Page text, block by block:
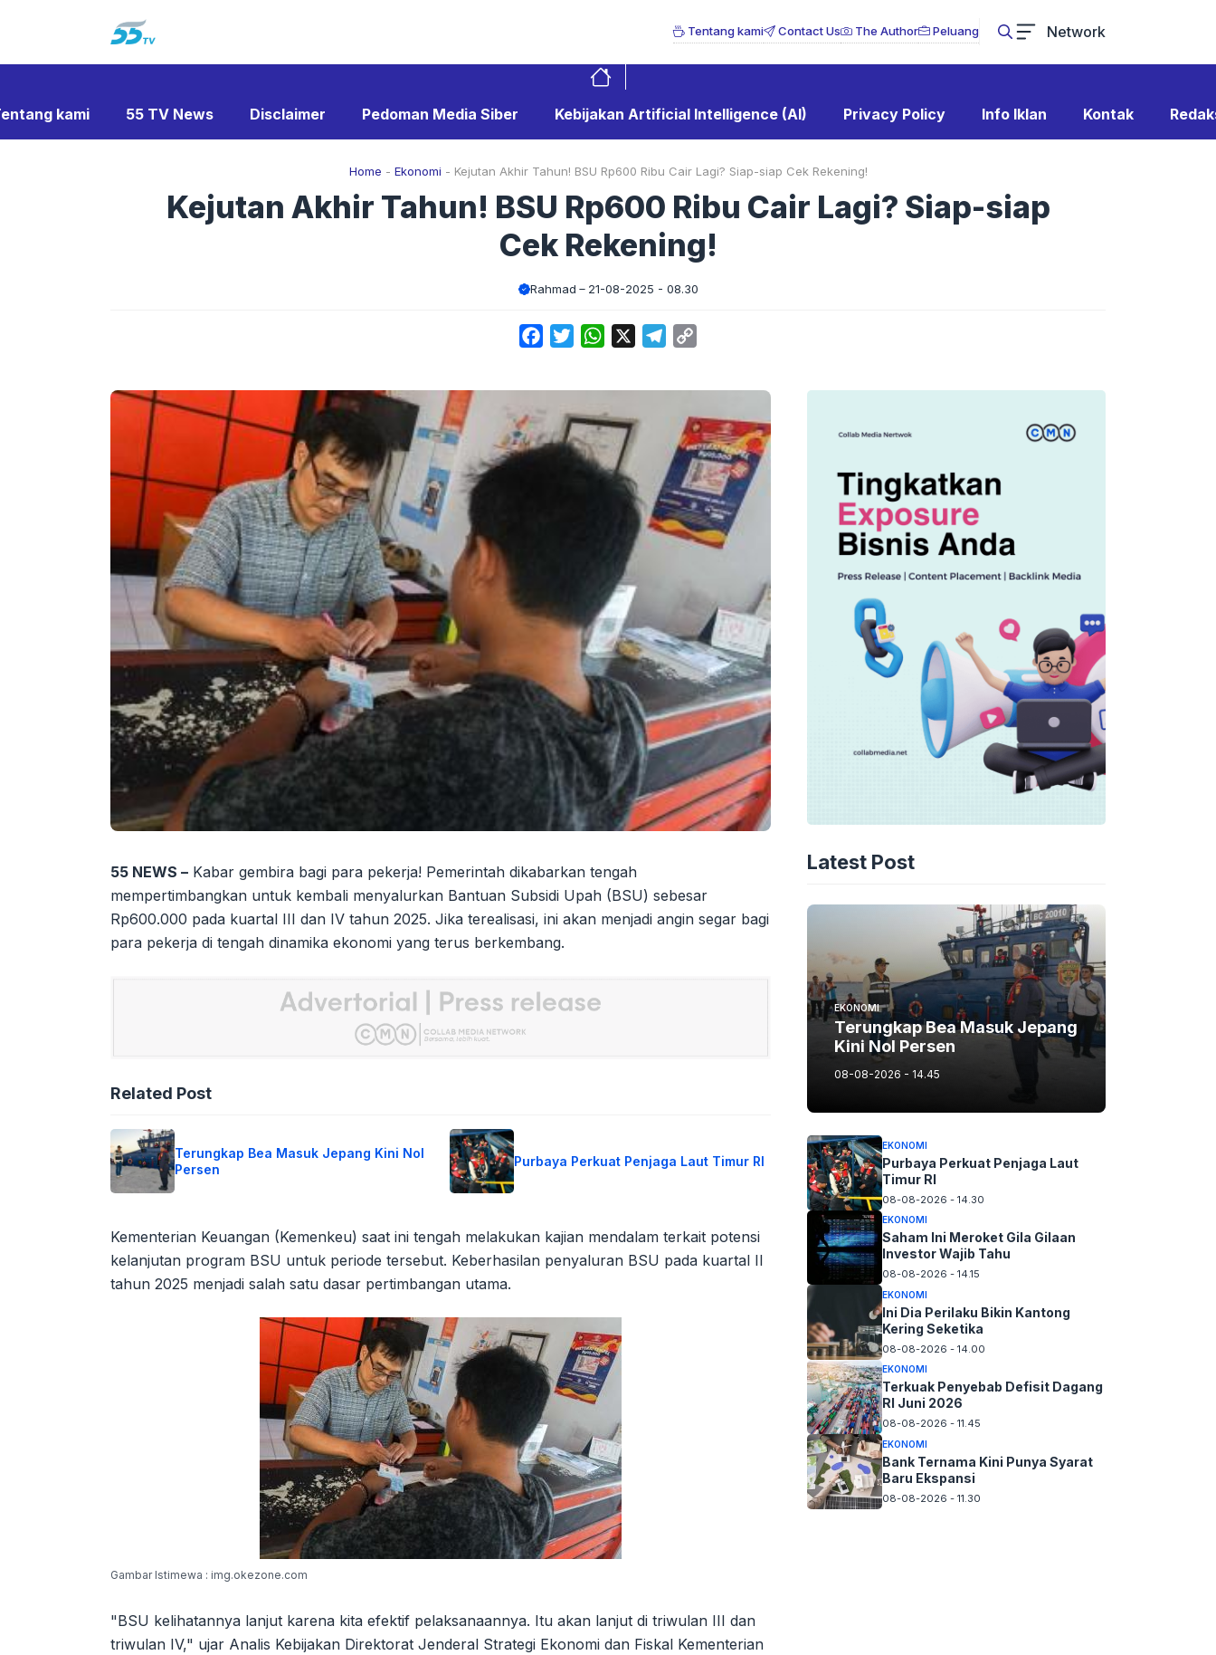
Tentang kami Contact Us The Author Peluang Network
kami 55 TV News Disclaimer Pedoman Media Siber Kebijakan Artificial Intelligence (AI) Privacy Policy Info Iklan Kontak
Home - Ekonomi - Kejutan Akhir Tahun! BSU Rp600 Ribu Cair Lagi? Siap-siap Cek Rekening!
Kejutan Akhir Tahun! BSU Rp600 Ribu Cair Lagi? Siap-siap
Cek Rekening!
Rahmad 21-08-2025 - 08.30
FacebookTwitterWhatsApp Telegram
55 NEWS – Kabar gembira bagi para pekerja! Pemerintah dikabarkan tengah
mempertimbangkan untuk kembali menyalurkan Bantuan Subsidi Upah (BSU) sebesar
Rp600.000 pada kuartal III dan IV tahun 2025. Jika terealisasi, ini akan menjadi angin segar bagi
para pekerja di tengah dinamika ekonomi yang terus berkembang.
Related Post
Terungkap Bea Masuk Jepang Kini Nol
Persen
Purbaya Perkuat Penjaga Laut Timur RI
Kementerian Keuangan (Kemenkeu) saat ini tengah melakukan kajian mendalam terkait potensi
kelanjutan program BSU untuk periode tersebut. Keberhasilan penyaluran BSU pada kuartal II
tahun 2025 menjadi salah satu dasar pertimbangan utama.
Gambar Istimewa : img.okezone.com
"BSU kelihatannya lanjut karena kita efektif pelaksanaannya. Itu akan lanjut di triwulan III dan
triwulan IV," ujar Analis Kebijakan Direktorat Jenderal Strategi Ekonomi dan Fiskal Kementerian
Latest Post
EKONOMI
Terungkap Bea Masuk Jepang
Kini Nol Persen
08-08-2026 - 14.45
EKONOMI
Purbaya Perkuat Penjaga Laut
Timur RI
08-08-2026 - 14.30
EKONOMI
Saham Ini Meroket Gila Gilaan
Investor Wajib Tahu
08-08-2026 - 14.15
EKONOMI
Ini Dia Perilaku Bikin Kantong
Kering Seketika
08-08-2026 - 14.00
EKONOMI
Terkuak Penyebab Defisit Dagang
RI Juni 2026
08-08-2026 - 11.45
EKONOMI
Bank Ternama Kini Punya Syarat
Baru Ekspansi
08-08-2026 - 11.30